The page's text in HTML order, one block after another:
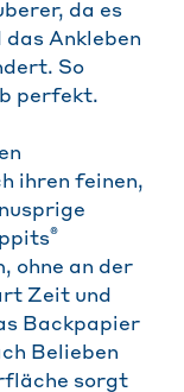
da es
Ankleben
So
perfekt.
ihren feinen,
®
ohne an der
Zeit und
Backpapier
Belieben
sorgt